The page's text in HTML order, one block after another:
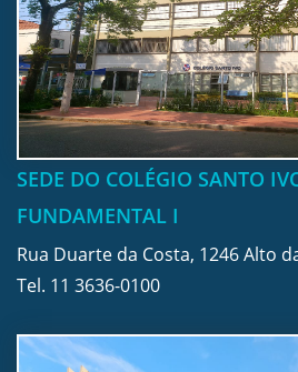
SEDE DO COLÉGIO SANTO
FUNDAMENTAL I
Rua Duarte da Costa, 1246 Alto
Tel. 11 3636-0100